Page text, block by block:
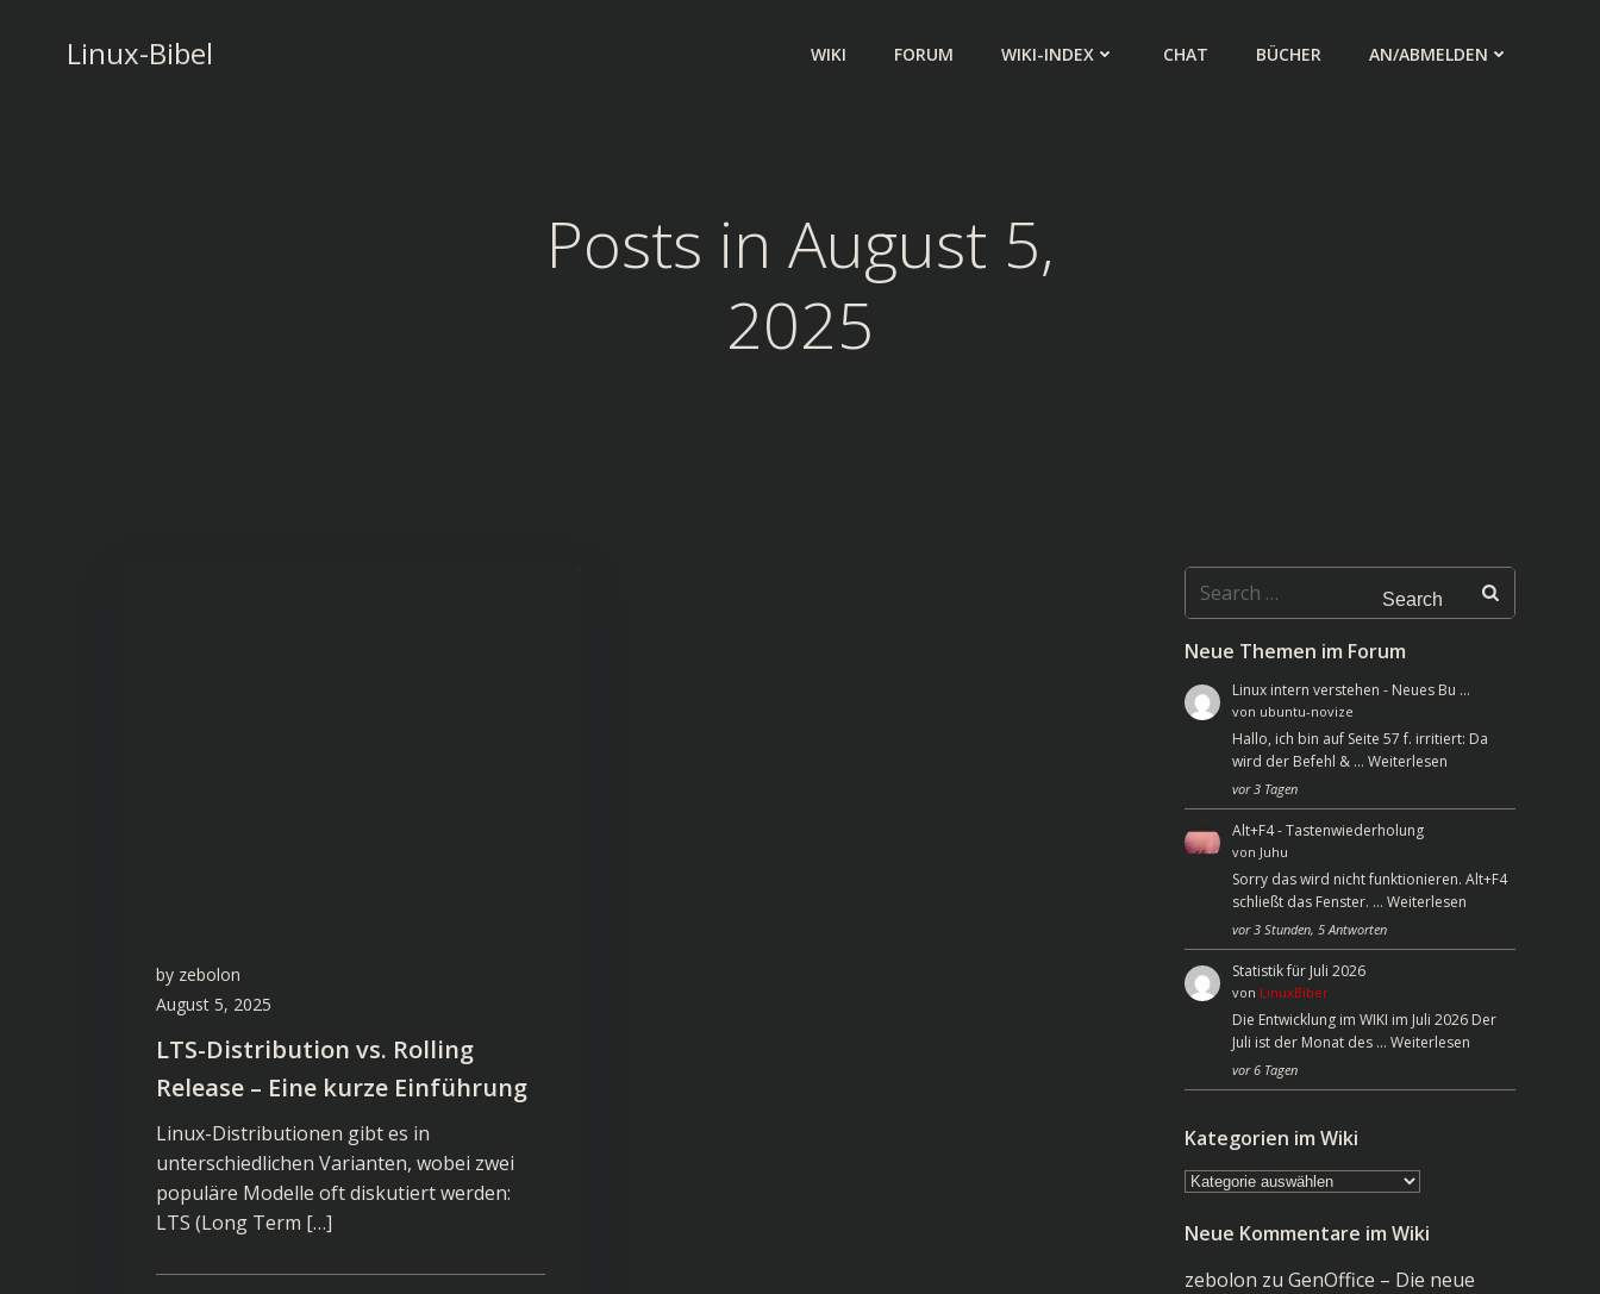
springenLinux-Bibel WIKI FORUM WIKI-INDEX CHAT BÜCHER AN/ABMELDEN
Posts in August 5,
2025
by zebolon
August 5, 2025
LTS-Distribution vs. Rolling
Release – Eine kurze Einführung
Linux-Distributionen gibt es in
unterschiedlichen Varianten, wobei zwei
populäre Modelle oft diskutiert werden:
LTS (Long Term […]
Search
for:
Neue Themen im Forum
Linux intern verstehen - Neues Bu …
von ubuntu-novize
Hallo, ich bin auf Seite 57 f. irritiert: Da
wird der Befehl & … Weiterlesen
vor 3 Tagen
Alt+F4 - Tastenwiederholung
von Juhu
Sorry das wird nicht funktionieren. Alt+F4
schließt das Fenster. … Weiterlesen
vor 3 Stunden, 5 Antworten
Statistik für Juli 2026
von LinuxBiber
Die Entwicklung im WIKI im Juli 2026 Der
Juli ist der Monat des … Weiterlesen
vor 6 Tagen
Kategorien im Wiki
Kategorien
Wiki
Neue Kommentare im Wiki
zebolon zu GenOffice – Die neue